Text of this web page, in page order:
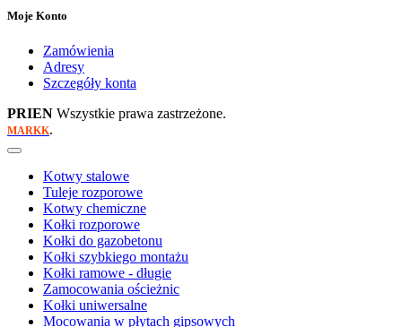
Moje Konto
Zamówienia
Adresy
Szczegóły konta
PRIEN Wszystkie prawa zastrzeżone.
MARKK.
Kotwy stalowe
Tuleje rozporowe
Kotwy chemiczne
Kołki rozporowe
Kołki do gazobetonu
Kołki szybkiego montażu
Kołki ramowe - długie
Zamocowania ościeżnic
Kołki uniwersalne
Mocowania w płytach gipsowych